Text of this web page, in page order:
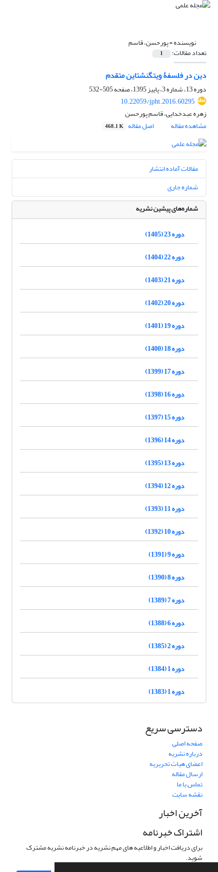
نویسنده =پورحسن، قاسم
تعداد مقالات: 1
دین در فلسفۀ ویتگنشتاین متقدم
دوره 13، شماره 3، پاییز 1395، صفحه
505-532
10.22059/jpht.2016.60295
زهره عبدخدایی، قاسم پورحسن
مشاهده مقاله
اصل مقاله 468.1 K
مقالات آماده انتشار
شماره جاری
شماره‌های پیشین نشریه
دوره 23 (1405)
دوره 22 (1404)
دوره 21 (1403)
دوره 20 (1402)
دوره 19 (1401)
دوره 18 (1400)
دوره 17 (1399)
دوره 16 (1398)
دوره 15 (1397)
دوره 14 (1396)
دوره 13 (1395)
دوره 12 (1394)
دوره 11 (1393)
دوره 10 (1392)
دوره 9 (1391)
دوره 8 (1390)
دوره 7 (1389)
دوره 6 (1388)
دوره 2 (1385)
دوره 1 (1384)
دوره 1 (1383)
دسترسی سریع
صفحه اصلی
درباره نشریه
اعضای هیات تحریریه
ارسال مقاله
تماس با ما
نقشه سایت
آخرین اخبار
اشتراک خبرنامه
برای دریافت اخبار و اطلاعیه های مهم نشریه در خبرنامه نشریه مشترک
شوید.